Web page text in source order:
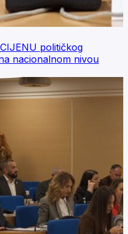
političkog
nacionalnom nivou